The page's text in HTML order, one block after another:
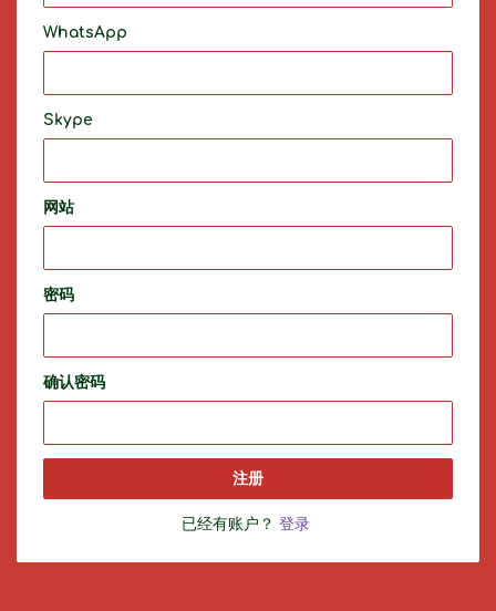
WhatsApp
Skype
网站
密码
确认密码
注册
已经有账户？ 登录